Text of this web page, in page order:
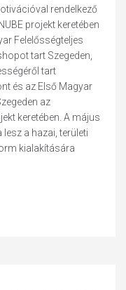
rendelkező
projekt keretében
Felelősségteljes
tart Szegeden,
tart
és az Első Magyar
az
keretében. A május
a hazai, területi
kialakítására